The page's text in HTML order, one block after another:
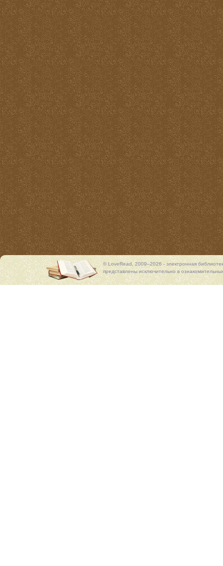
© LoveRead, 2009–2026 - электронная
представлены исключительно в